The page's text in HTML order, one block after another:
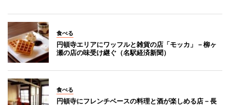
食べる
円頓寺エリアにワッフルと雑貨の店「モッカ」－柳ヶ
瀬の店の味受け継ぐ（名駅経済新聞）
食べる
円頓寺にフレンチベースの料理と酒が楽しめる店－長